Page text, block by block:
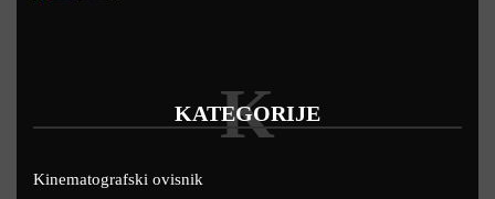
KATEGORIJE
K
Kinematografski ovisnik